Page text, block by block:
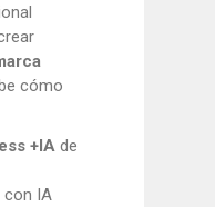
cómo
+IA de
con IA